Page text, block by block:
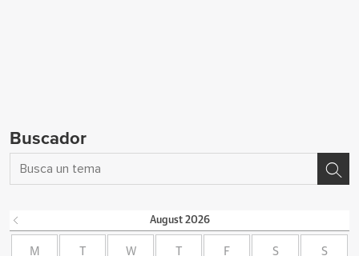
Buscador
August 2026
M W F S S